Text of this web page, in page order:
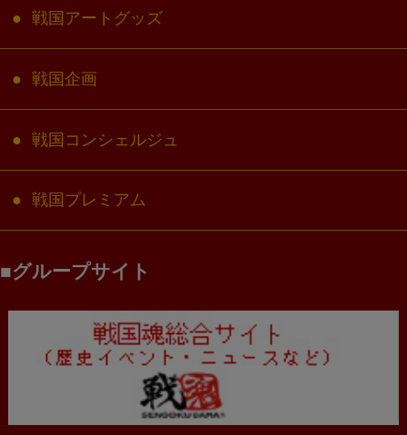
戦国アートグッズ
戦国企画
戦国コンシェルジュ
戦国プレミアム
グループサイト